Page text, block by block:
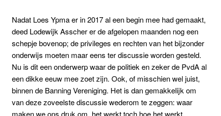
Nadat Loes Ypma er in 2017 al een begin mee had gemaakt,
deed Lodewijk Asscher er de afgelopen maanden nog een
schepje bovenop; de privileges en rechten van het bijzonder
onderwijs moeten maar eens ter discussie worden gesteld.
Nu is dit een onderwerp waar de politiek en zeker de PvdA al
een dikke eeuw mee zoet zijn. Ook, of misschien wel juist,
binnen de Banning Vereniging. Het is dan gemakkelijk om
van deze zoveelste discussie wederom te zeggen: waar
maken we ons druk om, het werkt toch hoe het werkt.